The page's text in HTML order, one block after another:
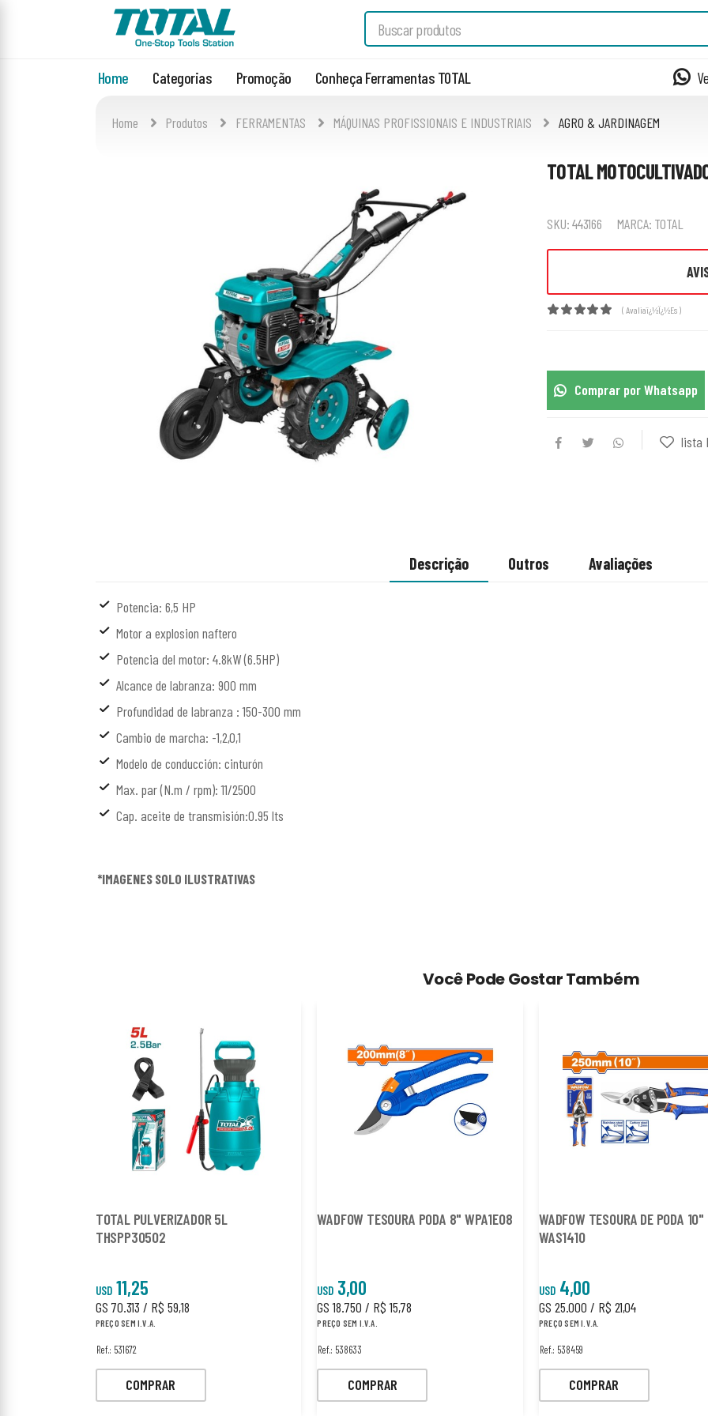
Home Categorias Promoção Conheça Ferramentas TOTAL
Home Produtos FERRAMENTAS MÁQUINAS PROFISSIONAIS E INDUSTRIAIS AGRO & JARDINAGEM
TOTAL
SKU:443166 MARCA: TOTAL
( Avaliaï¿½ï¿½es )
Comprar por Whatsapp
lista
Descrição Outros Avaliações
Potencia: 6,5 HP
Motor a explosion naftero
Potencia del motor: 4.8kW (6.5HP)
Alcance de labranza: 900 mm
Profundidad de labranza : 150-300 mm
Cambio de marcha: -1,2,0,1
Modelo de conducción: cinturón
Max. par (N.m / rpm): 11/2500
Cap. aceite de transmisión:0.95 lts
*IMAGENES SOLO ILUSTRATIVAS
Você Pode Gostar Também
TOTAL PULVERIZADOR 5L
THSPP30502
USD 11,25
GS 70.313 / R$ 59,18
PREÇO SEM I.V.A.
Ref.: 531672
COMPRAR
WADFOW TESOURA PODA 8" WPA1E08
USD 3,00
GS 18.750 / R$ 15,78
PREÇO SEM I.V.A.
Ref.: 538633
COMPRAR
WADFOW TESOURA DE PODA 10"
WAS1410
USD 4,00
GS 25.000 / R$ 21,04
PREÇO SEM I.V.A.
Ref.: 538459
COMPRAR